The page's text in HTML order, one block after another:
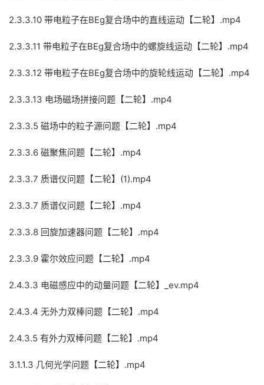
2.3.3.10 带电粒子在BEg复合场中的直线运动【二轮】.mp4
2.3.3.11 带电粒子在BEg复合场中的螺旋线运动【二轮】.mp4
2.3.3.12 带电粒子在BEg复合场中的旋轮线运动【二轮】.mp4
2.3.3.13 电场磁场拼接问题【二轮】.mp4
2.3.3.5 磁场中的粒子源问题【二轮】.mp4
2.3.3.6 磁聚焦问题【二轮】.mp4
2.3.3.7 质谱仪问题【二轮】(1).mp4
2.3.3.7 质谱仪问题【二轮】.mp4
2.3.3.8 回旋加速器问题【二轮】.mp4
2.3.3.9 霍尔效应问题【二轮】.mp4
2.4.3.3 电磁感应中的动量问题【二轮】_ev.mp4
2.4.3.4 无外力双棒问题【二轮】.mp4
2.4.3.5 有外力双棒问题【二轮】.mp4
3.1.1.3 几何光学问题【二轮】.mp4